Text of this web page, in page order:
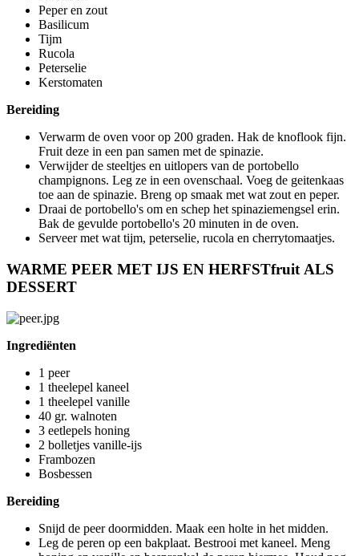
Peper en zout
Basilicum
Tijm
Rucola
Peterselie
Kerstomaten
Bereiding
Verwarm de oven voor op 200 graden. Hak de knoflook fijn.
Fruit deze in een pan samen met de spinazie.
Verwijder de steeltjes en uitlopers van de portobello
champignons. Leg ze in een ovenschaal. Voeg de geitenkaas
toe aan de spinazie. Breng op smaak met wat zout en peper.
Draai de portobello's om en schep het spinaziemengsel erin.
Bak de gevulde portobello's 20 minuten in de oven.
Serveer met wat tijm, peterselie, rucola en cherrytomaatjes.
WARME PEER MET IJS EN HERFSTfruit ALS
DESSERT
Ingrediënten
1 peer
1 theelepel kaneel
1 theelepel vanille
40 gr. walnoten
3 eetlepels honing
2 bolletjes vanille-ijs
Frambozen
Bosbessen
Bereiding
Snijd de peer doormidden. Maak een holte in het midden.
Leg de peren op een bakplaat. Bestrooi met kaneel. Meng